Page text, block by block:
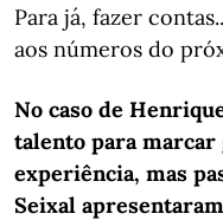
Para já, fazer
aos números do
No caso de
talento para marcar
experiência, mas
Seixal